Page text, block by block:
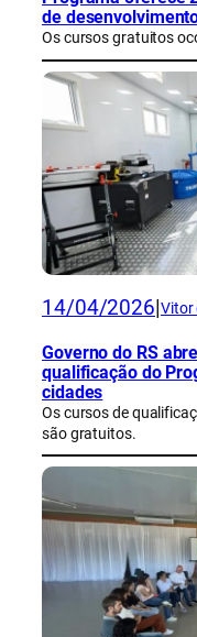
de
Os cursos gratuitos
14/04/2026 Vitor
Governo do RS
qualificação do
cidades
Os cursos de
são gratuitos.